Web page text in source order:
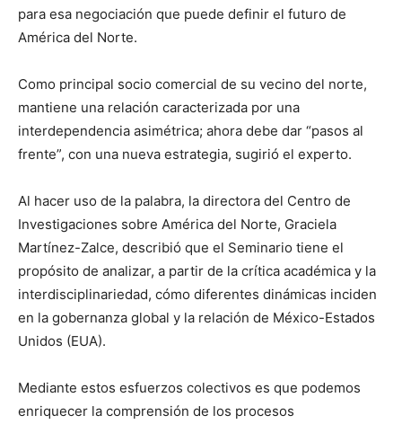
para esa negociación que puede definir el futuro de
América del Norte.
Como principal socio comercial de su vecino del norte,
mantiene una relación caracterizada por una
interdependencia asimétrica; ahora debe dar “pasos al
frente”, con una nueva estrategia, sugirió el experto.
Al hacer uso de la palabra, la directora del Centro de
Investigaciones sobre América del Norte, Graciela
Martínez-Zalce, describió que el Seminario tiene el
propósito de analizar, a partir de la crítica académica y la
interdisciplinariedad, cómo diferentes dinámicas inciden
en la gobernanza global y la relación de México-Estados
Unidos (EUA).
Mediante estos esfuerzos colectivos es que podemos
enriquecer la comprensión de los procesos